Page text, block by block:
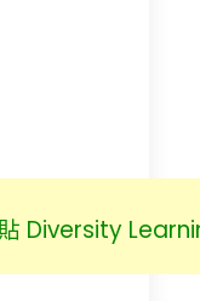
Diversity